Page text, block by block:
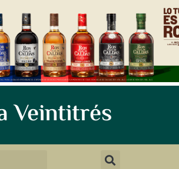
Veintitrés